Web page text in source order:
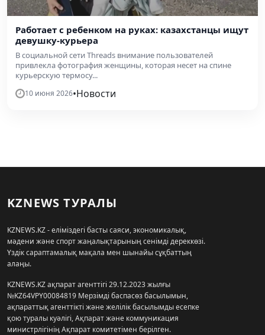
Работает с ребенком на руках: казахстанцы ищут
девушку-курьера
В социальной сети Threads внимание пользователей
привлекла фотография женщины, которая несет на спине
курьерскую термосу...
10 июня 2026•Новости
KZNEWS ТУРАЛЫ
KZNEWS.KZ - еліміздегі басты саяси, экономикалық,
мәдени және спорт жаңалықтарының сенімді дереккөзі.
Үздік сараптамалық мақала мен шынайы сұқбаттың
алаңы.
KZNEWS.KZ ақпарат агенттігі 29.12.2023 жылғы
№KZ64VPY00084819 Мерзімді баспасөз басылымын,
ақпараттық агенттікті және желілік басылымды есепке
қою туралы куәлігі, Ақпарат және коммуникация
министрлігінің Ақпарат комитетімен берілген.